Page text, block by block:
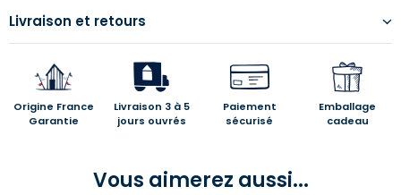
Livraison et retours
Origine France
Garantie
Livraison 3 à 5
jours ouvrés
Paiement
sécurisé
Emballage
cadeau
Vous aimerez aussi...